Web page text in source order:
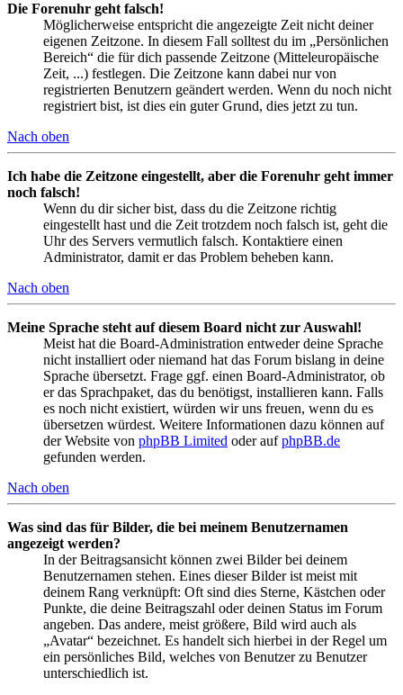
Die Forenuhr geht falsch!
Möglicherweise entspricht die angezeigte Zeit nicht deiner
eigenen Zeitzone. In diesem Fall solltest du im „Persönlichen
Bereich“ die für dich passende Zeitzone (Mitteleuropäische
Zeit, ...) festlegen. Die Zeitzone kann dabei nur von
registrierten Benutzern geändert werden. Wenn du noch nicht
registriert bist, ist dies ein guter Grund, dies jetzt zu tun.
Nach oben
Ich habe die Zeitzone eingestellt, aber die Forenuhr geht immer
noch falsch!
Wenn du dir sicher bist, dass du die Zeitzone richtig
eingestellt hast und die Zeit trotzdem noch falsch ist, geht die
Uhr des Servers vermutlich falsch. Kontaktiere einen
Administrator, damit er das Problem beheben kann.
Nach oben
Meine Sprache steht auf diesem Board nicht zur Auswahl!
Meist hat die Board-Administration entweder deine Sprache
nicht installiert oder niemand hat das Forum bislang in deine
Sprache übersetzt. Frage ggf. einen Board-Administrator, ob
er das Sprachpaket, das du benötigst, installieren kann. Falls
es noch nicht existiert, würden wir uns freuen, wenn du es
übersetzen würdest. Weitere Informationen dazu können auf
der Website von phpBB Limited oder aufphpBB.de
gefunden werden.
Nach oben
Was sind das für Bilder, die bei meinem Benutzernamen
angezeigt werden?
In der Beitragsansicht können zwei Bilder bei deinem
Benutzernamen stehen. Eines dieser Bilder ist meist mit
deinem Rang verknüpft: Oft sind dies Sterne, Kästchen oder
Punkte, die deine Beitragszahl oder deinen Status im Forum
angeben. Das andere, meist größere, Bild wird auch als
„Avatar“ bezeichnet. Es handelt sich hierbei in der Regel um
ein persönliches Bild, welches von Benutzer zu Benutzer
unterschiedlich ist.